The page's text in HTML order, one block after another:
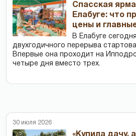
Спасская
Елабуге: что
цены и
В Елабуге
двухгодичного перерыва
Впервые она проходит на
четыре дня вместо трех.
30 июля 2026
«Купила дачу,